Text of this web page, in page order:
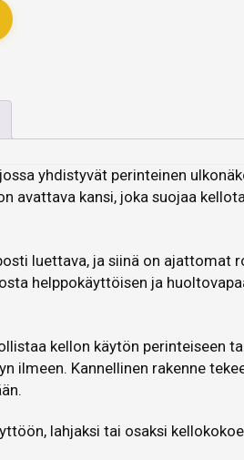
yhdistyvät perinteinen
avattava kansi, joka suojaa
luettava, ja siinä on ajattomat
helppokäyttöisen ja
kellon käytön perinteiseen
ilmeen. Kannellinen rakenne
lahjaksi tai osaksi